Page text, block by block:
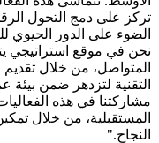
تركز على دمج التحول
الضوء على الدور الحيوي
نحن في موقع استراتيجي
المتواصل، من خلال تقديم
التقنية لتزدهر ضمن بيئة
مشاركتنا في هذه
المستقبلية، من خلال
النجاح."